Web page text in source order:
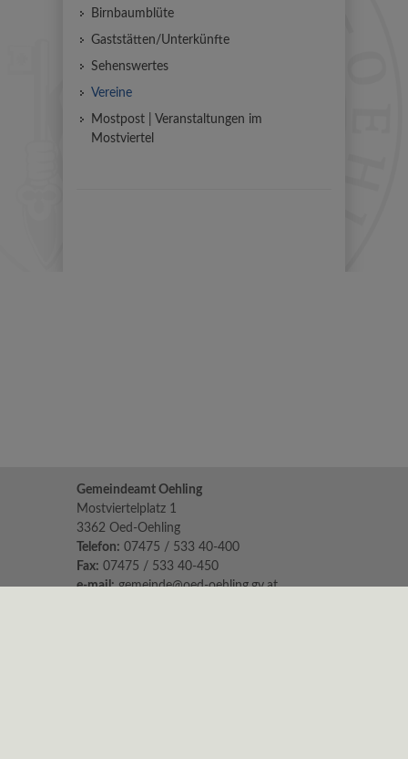
Birnbaumblüte
Gaststätten/Unterkünfte
Sehenswertes
Vereine
Mostpost | Veranstaltungen im
Mostviertel
Gemeindeamt Oehling
Mostviertelplatz 1
3362 Oed-Oehling
Telefon: 07475 / 533 40-400
Fax: 07475 / 533 40-450
e-mail: gemeinde@oed-oehling.gv.at